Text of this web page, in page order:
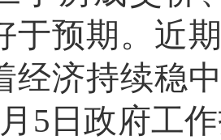
于预期。近
经济持续稳
5日政府工